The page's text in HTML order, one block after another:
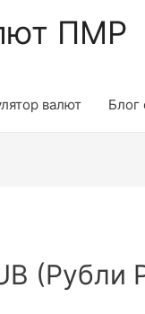
ПМР
валют Блог
(Рубли